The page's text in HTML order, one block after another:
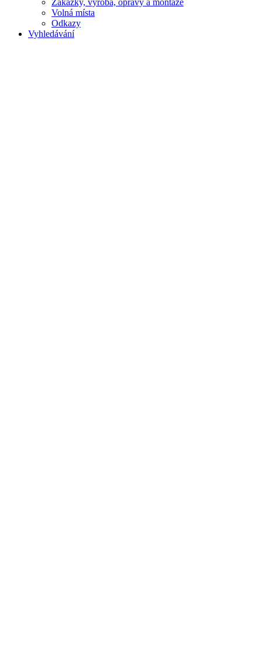
Zakázky, výroba, opravy a montáže
Volná místa
Odkazy
Vyhledávání